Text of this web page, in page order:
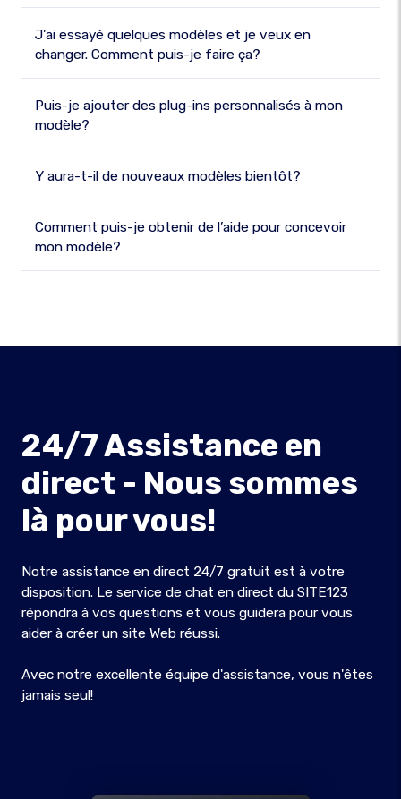
J'ai essayé quelques modèles et je veux en
changer. Comment puis-je faire ça?
Puis-je ajouter des plug-ins personnalisés à mon
modèle?
Y aura-t-il de nouveaux modèles bientôt?
Comment puis-je obtenir de l’aide pour concevoir
mon modèle?
24/7 Assistance en
direct - Nous sommes
là pour vous!
Notre assistance en direct 24/7 gratuit est à votre
disposition. Le service de chat en direct du SITE123
répondra à vos questions et vous guidera pour vous
aider à créer un site Web réussi.
Avec notre excellente équipe d'assistance, vous n'êtes
jamais seul!